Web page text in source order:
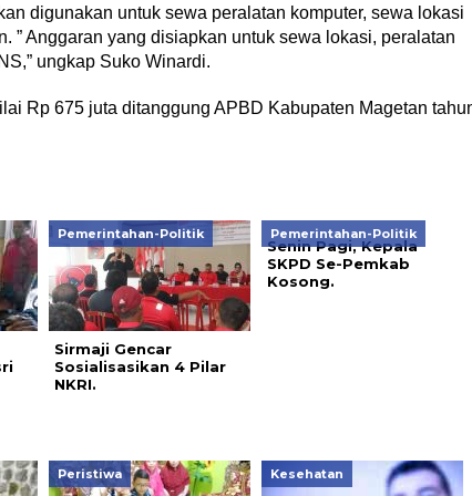
digunakan untuk sewa peralatan komputer, sewa lokasi
” Anggaran yang disiapkan untuk sewa lokasi, peralatan
ungkap Suko Winardi.
Rp 675 juta ditanggung APBD Kabupaten Magetan
Pemerintahan-Politik
Sirmaji Gencar
Sosialisasikan 4 Pilar
NKRI.
Pemerintahan-Politik
Senin Pagi, Kepala
SKPD Se-Pemkab
Kosong.
Peristiwa Kesehatan